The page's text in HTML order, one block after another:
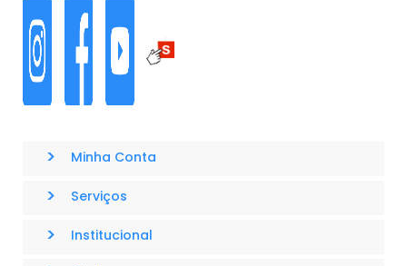
> Minha Conta
> Serviços
> Institucional